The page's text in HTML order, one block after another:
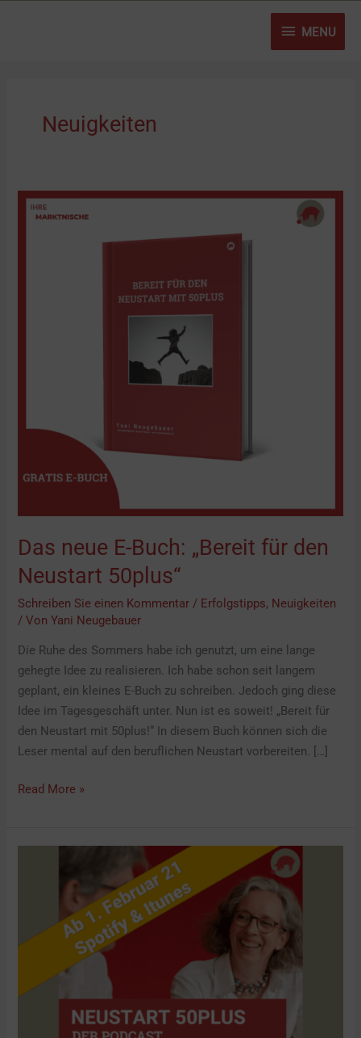
MENU
MENU
Neuigkeiten
Das neue E-Buch: „Bereit für den
Neustart 50plus“
Schreiben Sie einen Kommentar / Erfolgstipps, Neuigkeiten
/ VonYani Neugebauer
Die Ruhe des Sommers habe ich genutzt, um eine lange
gehegte Idee zu realisieren. Ich habe schon seit langem
geplant, ein kleines E-Buch zu schreiben. Jedoch ging diese
Idee im Tagesgeschäft unter. Nun ist es soweit! „Bereit für
den Neustart mit 50plus!“ In diesem Buch können sich die
Leser mental auf den beruflichen Neustart vorbereiten. […]
Das
neue
Read More »
Starttermin
Februar